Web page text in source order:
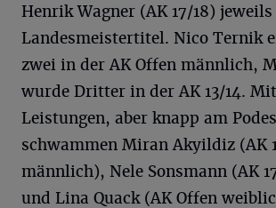
Henrik Wagner (AK 17/18) jeweils
Landesmeistertitel. Nico Ternik
zwei in der AK Offen männlich,
wurde Dritter in der AK 13/14.
Leistungen, aber knapp am
schwammen Miran Akyildiz (AK
männlich), Nele Sonsmann (AK
und Lina Quack (AK Offen